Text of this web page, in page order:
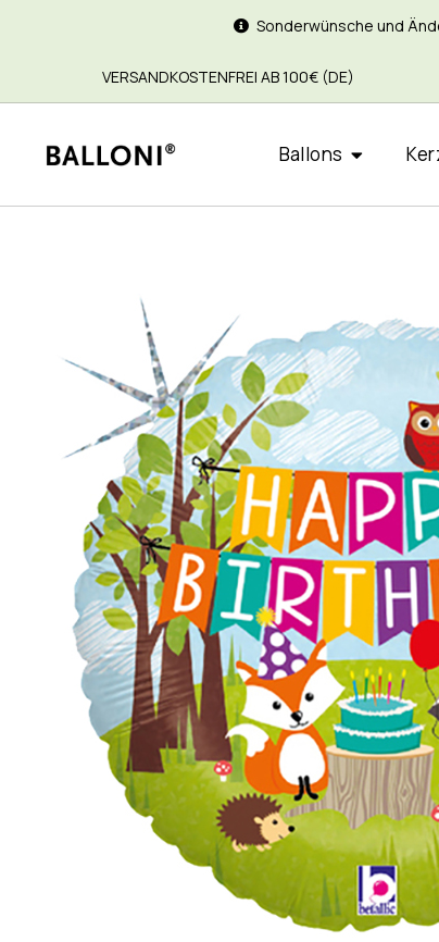
Sonderwünsche und
VERSANDKOSTENFREI AB 100€ (DE)
Ballons